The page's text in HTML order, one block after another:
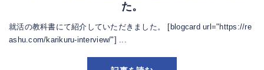
た。
就活の教科書にて紹介していただきました。 [blogcard url="https://re
ashu.com/karikuru-interview/"] ...